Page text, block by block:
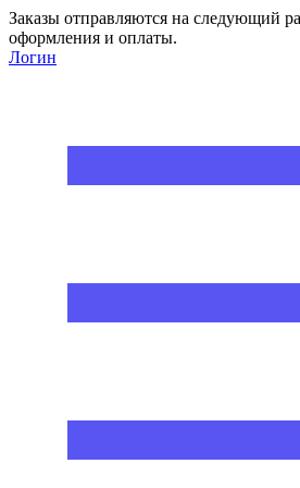
Заказы отправляются на следующий
оформления и оплаты.
Логин